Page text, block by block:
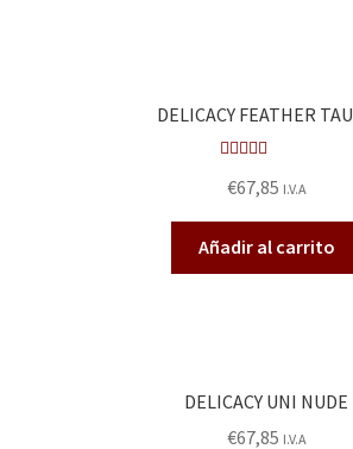
DELICACY FEATHER
do en
2.57
de 5
€67,85 I.V.A
Añadir al carrito
DELICACY UNI NUDE
€67,85 I.V.A